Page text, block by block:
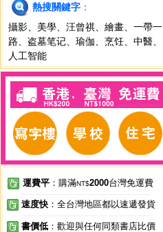
熱搜關鍵字 ：
攝影
美學 汪曾祺 繪畫
一帶一
路
盗墓笔记 瑜伽 烹饪 中醫
人工智能
運費平 ：購滿NT$2000台灣免運費
速度快 ：全台灣地區都以速遞發貨
書價低 ：歡迎與任何同類書店比價